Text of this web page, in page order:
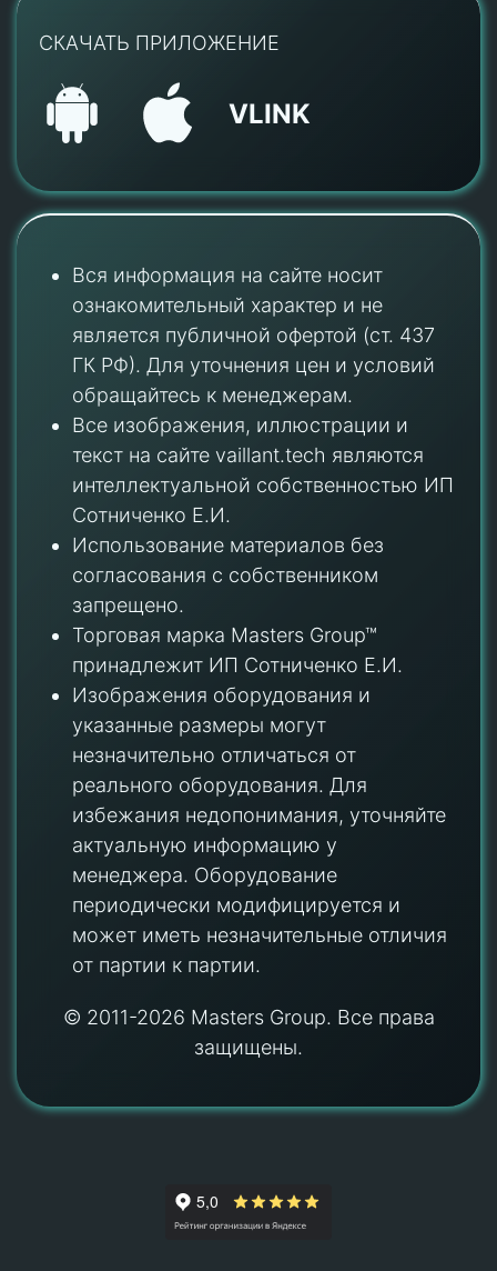
СКАЧАТЬ ПРИЛОЖЕНИЕ
VLINK
Вся информация на сайте носит
ознакомительный характер и не
является публичной офертой (ст. 437
ГК РФ). Для уточнения цен и условий
обращайтесь к менеджерам.
Все изображения, иллюстрации и
текст на сайте vaillant.tech являются
интеллектуальной собственностью ИП
Сотниченко Е.И.
Использование материалов без
согласования с собственником
запрещено.
Торговая марка Masters Group™
принадлежит ИП Сотниченко Е.И.
Изображения оборудования и
указанные размеры могут
незначительно отличаться от
реального оборудования. Для
избежания недопонимания, уточняйте
актуальную информацию у
менеджера. Оборудование
периодически модифицируется и
может иметь незначительные отличия
от партии к партии.
© 2011-2026 Masters Group. Все права
защищены.